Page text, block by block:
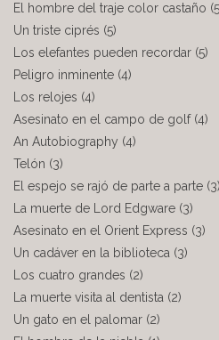
El hombre del traje color castaño
Un triste ciprés (5)
Los elefantes pueden recordar (5)
Peligro inminente (4)
Los relojes (4)
Asesinato en el campo de golf (4)
An Autobiography (4)
Telón (3)
El espejo se rajó de parte a parte (3)
La muerte de Lord Edgware (3)
Asesinato en el Orient Express (3)
Un cadáver en la biblioteca (3)
Los cuatro grandes (2)
La muerte visita al dentista (2)
Un gato en el palomar (2)